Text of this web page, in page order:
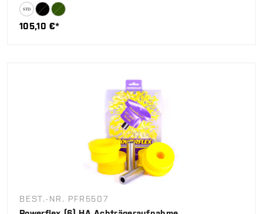
105,10 €*
BEST.-NR. PFR5507